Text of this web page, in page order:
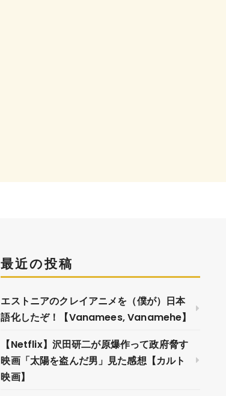
最近の投稿
エストニアのクレイアニメを（僕が）日本
語化したぞ！【Vanamees, Vanamehe】
【Netflix】沢田研二が原爆作って政府脅す
映画「太陽を盗んだ男」見た感想【カルト
映画】